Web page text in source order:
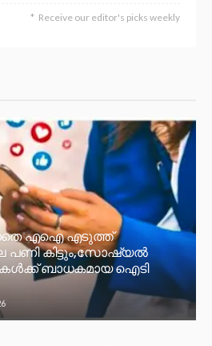
Receive our editor's picks weekly
എഐ എടുത്ത്
പണി കിട്ടും,സോഷ്യല്‍
ബാധകമായ ഐടി